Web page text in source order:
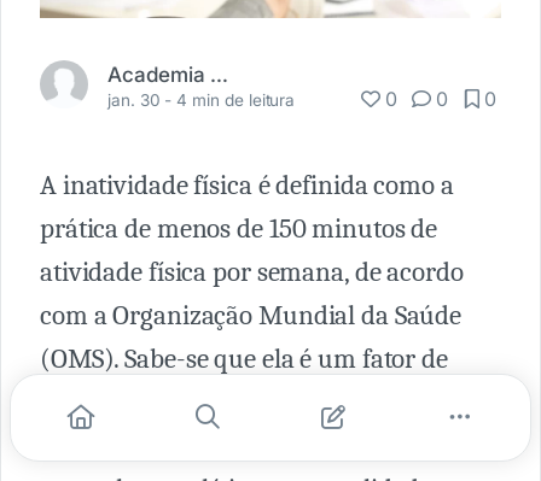
Academia Médica
jan. 30 -4 min de leitura 0 0 0
A inatividade física é definida como a
prática de menos de 150 minutos de
atividade física por semana, de acordo
com a Organização Mundial da Saúde
(OMS). Sabe-se que ela é um fator de
risco importante para diversas situações,